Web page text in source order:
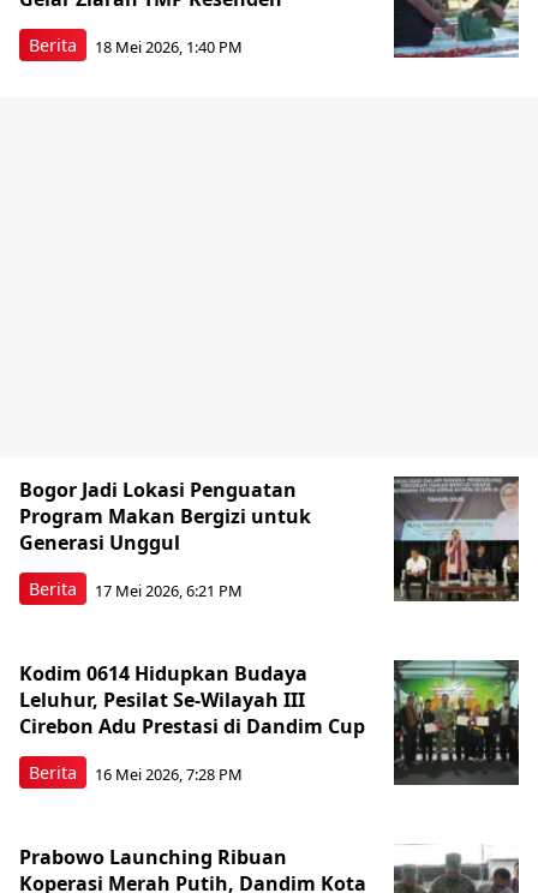
Berita 18 Mei 2026, 1:40 PM
Berita
Bogor Jadi Lokasi Penguatan
Program Makan Bergizi untuk
Generasi Unggul
17 Mei 2026, 6:21 PM
Berita
Kodim 0614 Hidupkan Budaya
Leluhur, Pesilat Se-Wilayah III
Cirebon Adu Prestasi di Dandim Cup
16 Mei 2026, 7:28 PM
Prabowo Launching Ribuan
Koperasi Merah Putih, Dandim Kota